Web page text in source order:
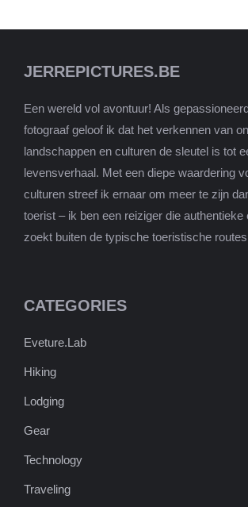
JERREPICTURES.BE
Een wereld vol avontuur! Als
fotograaf geloof ik dat het verkennen van
landschappen en culturen de sleutel is tot
levensverhaal. Met een diepe waardering
culturen streef ik ernaar om meer te zijn
toerist – ik ben een reiziger die authentieke
zoekt buiten de typische toeristische
CATEGORIES
Eveture.Lab
Hiking
Lodging
Gear
Technology
Traveling